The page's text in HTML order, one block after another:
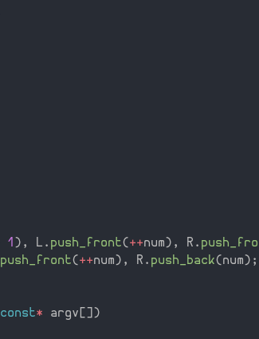
1 ) , L . push_front( ++num ) , R .
push_front( ++num ) , R . push_back( num ) ;
const* argv
)